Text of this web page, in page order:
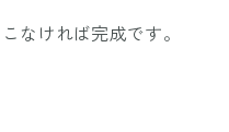
なければ完成です。